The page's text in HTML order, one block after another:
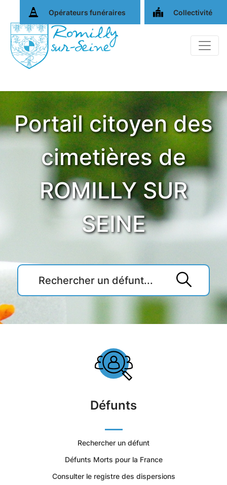
Opérateurs funéraires Collectivité
Portail citoyen des
cimetières de
ROMILLY SUR
SEINE
Accueil
du
Ville
de
Romilly-
Défunts
Rechercher un défunt
Défunts Morts pour la France
Consulter le registre des dispersions